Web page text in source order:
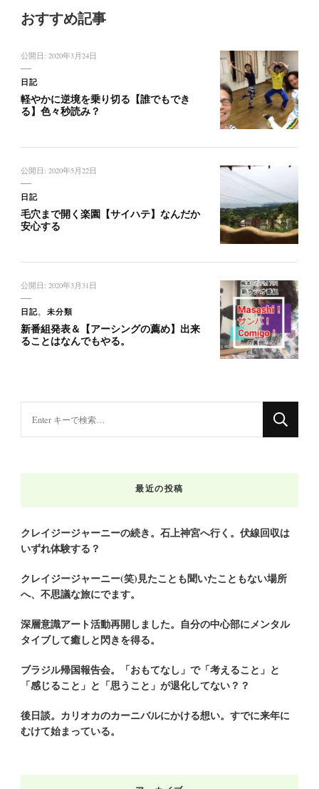
おすすめ記事
公開日: 2020年3月24日
日記
軽やかに逆境を乗り切る【誰でもでき
る】色々秒読み？
公開日: 2020年5月22日
日記
毛穴まで開く楽園【サイハテ】なんだか
安心する
公開日: 2020年3月31日
日記 未分類
新番組発表＆【アーシングの薦め】出来
ることはなんでもやる。
お
し
で
す
?
最近の投稿
クレイジージャーニーの続き。石上神宮へ行く。伏線回収は
いずれ体験する？
クレイジージャーニー(笑)見たことも聞いたこともない場所
へ、不思議な旅にでます。
深層意識アート活動再開しました。自分の中心部にメンタル
タイブして癒しと閃きを得る。
ブラジル帰国報告会。「おもてなし」で「考えること」と
「感じること」と「思うこと」が退化してない？？
後日談。カリオカのカーニバルにかける想い。すでに来年に
むけて始まっている。